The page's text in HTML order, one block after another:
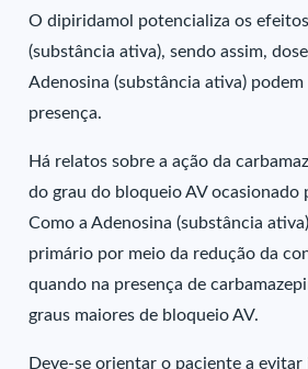
O dipiridamol potencializa os
(substância ativa), sendo assim,
Adenosina (substância ativa) podem
presença.
Há relatos sobre a ação da
do grau do bloqueio AV ocasionado
Como a Adenosina (substância
primário por meio da redução da
quando na presença de
graus maiores de bloqueio AV.
Deve-se orientar o paciente a evitar